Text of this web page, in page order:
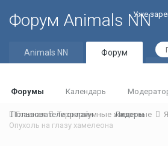
Форум Animals NN
Уже
Animals NN Форум
Форумы Календарь
Пользователи онлайн Лидеры
Главная Террариумные животные
Опухоль на глазу хамелеона